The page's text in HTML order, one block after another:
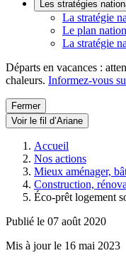
Les stratégies
La stratégie
Le plan
La stratégie
Départs en vacances :
chaleurs. Informez-vous
Fermer
Voir le fil d’Ariane
Accueil
Nos actions
Mieux aménager,
Construction,
Éco-prêt logement
Publié le 07 août 2020
Mis à jour le 16 mai 2023